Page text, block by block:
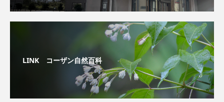
LINK コーザン自然百科